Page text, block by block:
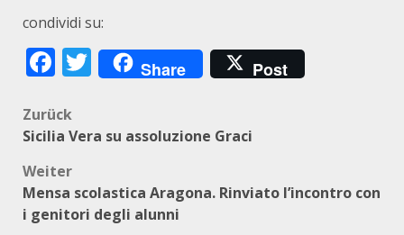
condividi su:
Facebook
Twitter
Share Post
Beitragsnavigation
Zurück
Sicilia Vera su assoluzione Graci
Weiter
Mensa scolastica Aragona. Rinviato l’incontro con
i genitori degli alunni